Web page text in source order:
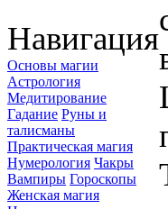
Навигация
Основы магии
Астрология
Медитирование
Гадание Руны и
талисманы
Практическая магия
Нумерология Чакры
Вампиры Гороскопы
Женская магия